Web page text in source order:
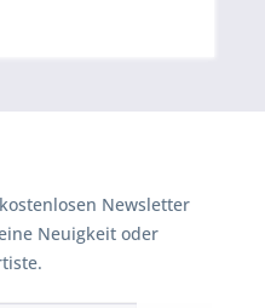
Newsletter
Neuigkeit oder